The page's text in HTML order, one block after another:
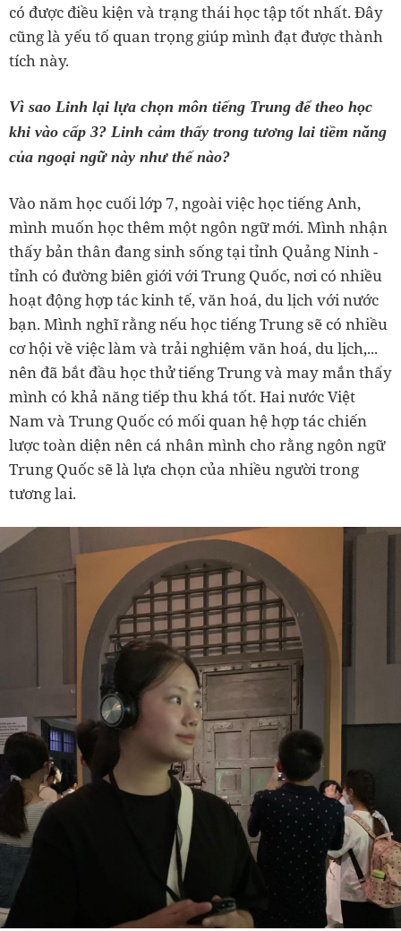
có được điều kiện và trạng thái học tập tốt nhất. Đây
cũng là yếu tố quan trọng giúp mình đạt được thành
tích này.
Vì sao Linh lại lựa chọn môn tiếng Trung để theo học
khi vào cấp 3? Linh cảm thấy trong tương lai tiềm năng
của ngoại ngữ này như thế nào?
Vào năm học cuối lớp 7, ngoài việc học tiếng Anh,
mình muốn học thêm một ngôn ngữ mới. Mình nhận
thấy bản thân đang sinh sống tại tỉnh Quảng Ninh -
tỉnh có đường biên giới với Trung Quốc, nơi có nhiều
hoạt động hợp tác kinh tế, văn hoá, du lịch với nước
bạn. Mình nghĩ rằng nếu học tiếng Trung sẽ có nhiều
cơ hội về việc làm và trải nghiệm văn hoá, du lịch,...
nên đã bắt đầu học thử tiếng Trung và may mắn thấy
mình có khả năng tiếp thu khá tốt. Hai nước Việt
Nam và Trung Quốc có mối quan hệ hợp tác chiến
lược toàn diện nên cá nhân mình cho rằng ngôn ngữ
Trung Quốc sẽ là lựa chọn của nhiều người trong
tương lai.